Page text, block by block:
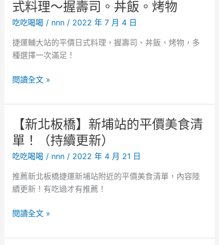
r
g
i
s
r
式料理～握壽司。丼飯。烤物
吃吃喝喝 / nnn / 2022 年 7 月 4 日
捷運輔大站的平價日式料理，握壽司、丼飯、烤物，多
種選擇一次滿足！
【
北
】
魚
甜
。
大
閱讀全文 »
【新北板橋】新埔站的平價美食清
單！（持續更新）
吃吃喝喝 / nnn / 2022 年 4 月 21 日
推薦新北板橋捷運新埔站附近的平價美食清單，內容陸
續更新！有吃過才有推薦！
【
北
閱讀全文 »